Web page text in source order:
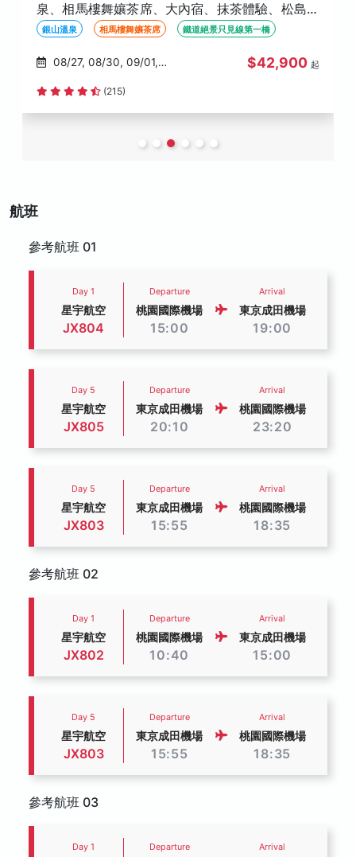
泉、相馬樓舞孃茶席、大內宿、抹茶體驗、松島灣
遊覽船、最上川輕舟、螃蟹御膳
銀山溫泉 相馬樓舞孃茶席 鐵道絕景只見線第一橋
$42,900 起
(215)
航班
參考航班 01
Day 1
星宇航空
JX804
Departure
桃園國際機場
15:00
Arrival
東京成田機場
19:00
Day 5
星宇航空
JX805
Departure
東京成田機場
20:10
Arrival
桃園國際機場
23:20
Day 5
星宇航空
JX803
Departure
東京成田機場
15:55
Arrival
桃園國際機場
18:35
參考航班 02
Day 1
星宇航空
JX802
Departure
桃園國際機場
10:40
Arrival
東京成田機場
15:00
Day 5
星宇航空
JX803
Departure
東京成田機場
15:55
Arrival
桃園國際機場
18:35
參考航班 03
Day 1 Departure Arrival